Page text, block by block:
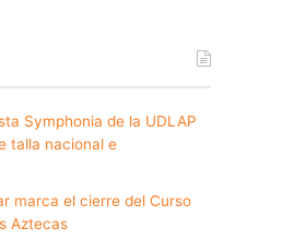
Symphonia de la UDLAP
talla nacional e
marca el cierre del Curso
Aztecas